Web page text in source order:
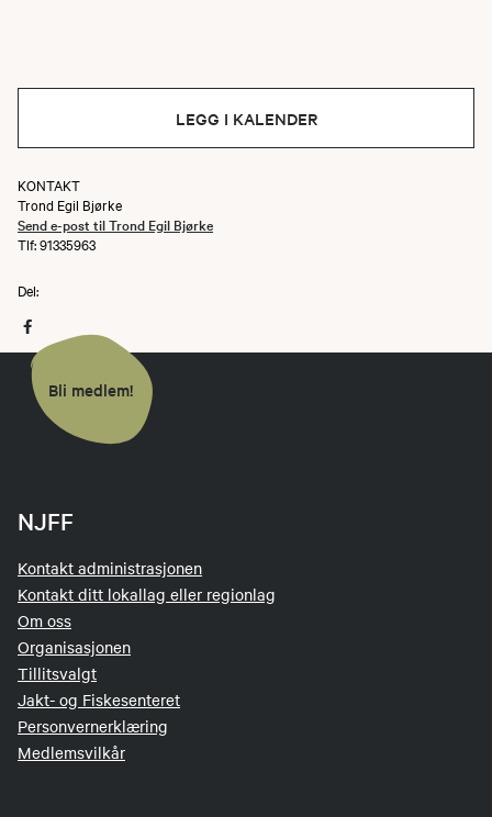
LEGG I KALENDER
KONTAKT
Trond Egil Bjørke
Send e-post til Trond Egil Bjørke
Tlf: 91335963
Del:
Bli medlem!
NJFF
Kontakt administrasjonen
Kontakt ditt lokallag eller regionlag
Om oss
Organisasjonen
Tillitsvalgt
Jakt- og Fiskesenteret
Personvernerklæring
Medlemsvilkår